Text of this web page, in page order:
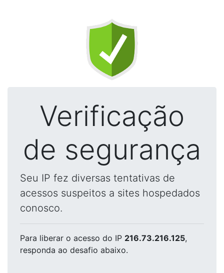
Verificação
de segurança
Seu IP fez diversas tentativas de
acessos suspeitos a sites hospedados
conosco.
Para liberar o acesso do IP 216.73.216.125,
responda ao desafio abaixo.